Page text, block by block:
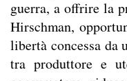
guerra, a offrire la
Hirschman,
libertà concessa da
tra produttore e